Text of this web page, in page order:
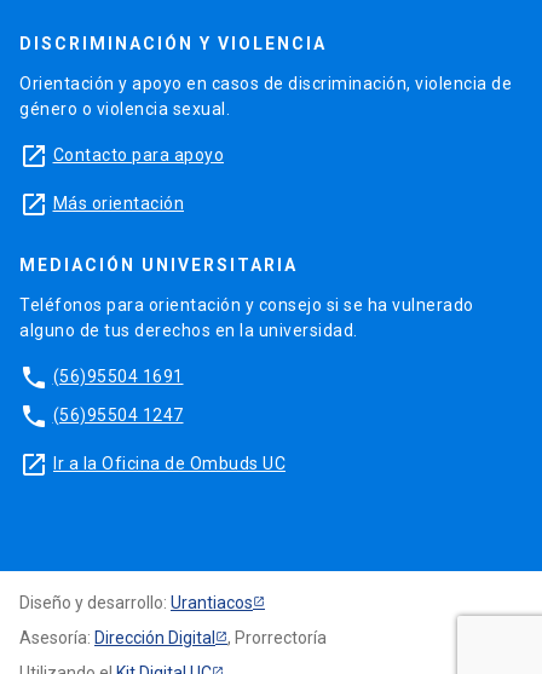
DISCRIMINACIÓN Y VIOLENCIA
Orientación y apoyo en casos de discriminación, violencia de
género o violencia sexual.
launch Contacto para apoyo
launch Más orientación
MEDIACIÓN UNIVERSITARIA
Teléfonos para orientación y consejo si se ha vulnerado
alguno de tus derechos en la universidad.
phone (56)95504 1691
phone (56)95504 1247
launch Ir a la Oficina de Ombuds UC
Diseño y desarrollo: Urantiacos
Asesoría: Dirección Digital
, Prorrectoría